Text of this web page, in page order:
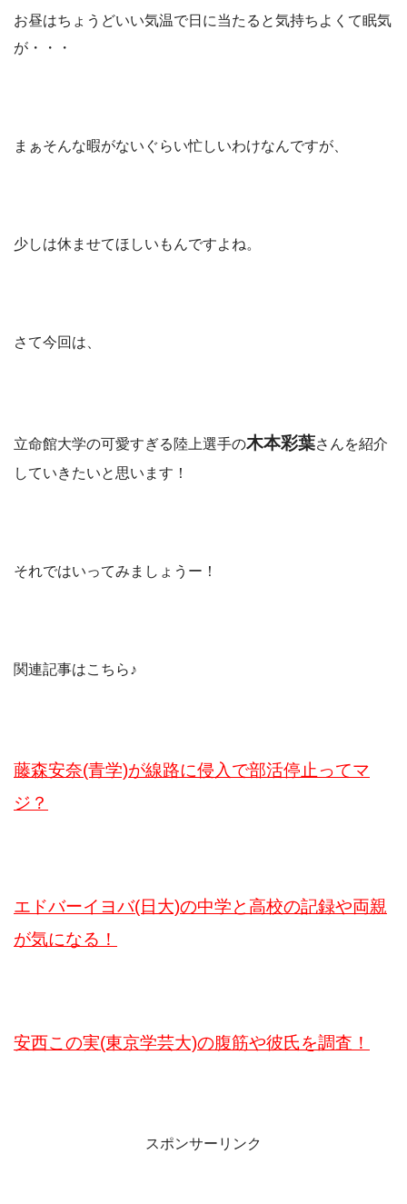
お昼はちょうどいい気温で日に当たると気持ちよくて眠気
が・・・
まぁそんな暇がないぐらい忙しいわけなんですが、
少しは休ませてほしいもんですよね。
さて今回は、
立命館大学の可愛すぎる陸上選手の木本彩葉さんを紹介
していきたいと思います！
それではいってみましょうー！
関連記事はこちら♪
藤森安奈(青学)が線路に侵入で部活停止ってマ
ジ？
エドバーイヨバ(日大)の中学と高校の記録や両親
が気になる！
安西この実(東京学芸大)の腹筋や彼氏を調査！
スポンサーリンク